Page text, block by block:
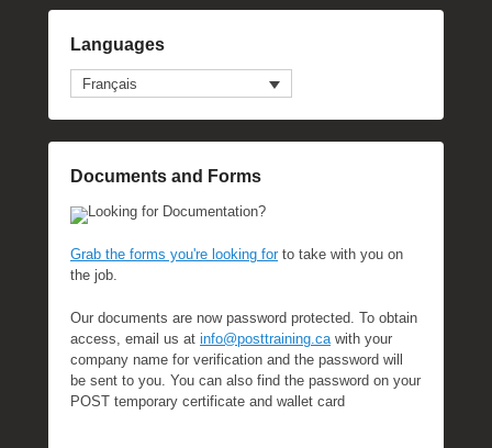
Languages
Français
Documents and Forms
Looking for Documentation?
Grab the forms you're looking forto take with you on
the job.
Our documents are now password protected. To obtain
access, email us at info@posttraining.ca with your
company name for verification and the password will
be sent to you. You can also find the password on your
POST temporary certificate and wallet card